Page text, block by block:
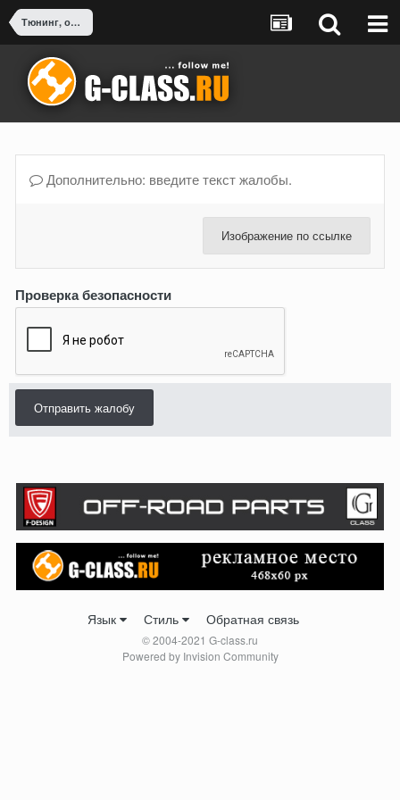
Тюнинг, оснащение, доработка G-Class
Дополнительно: введите текст жалобы.
Изображение по ссылке
Проверка безопасности
Отправить жалобу
Язык Стиль Обратная связь
© 2004-2021 G-class.ru
Powered by Invision Community